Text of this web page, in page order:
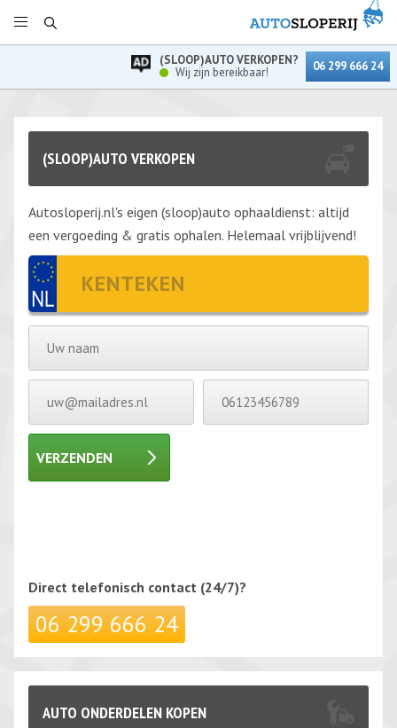
(SLOOP)AUTO VERKOPEN?
Wij zijn bereikbaar!
06 299 666 24
(SLOOP)AUTO VERKOPEN
Autosloperij.nl's eigen (sloop)auto ophaaldienst: altijd
een vergoeding & gratis ophalen. Helemaal vrijblijvend!
VERZENDEN
Direct telefonisch contact (24/7)?
06 299 666 24
AUTO ONDERDELEN KOPEN